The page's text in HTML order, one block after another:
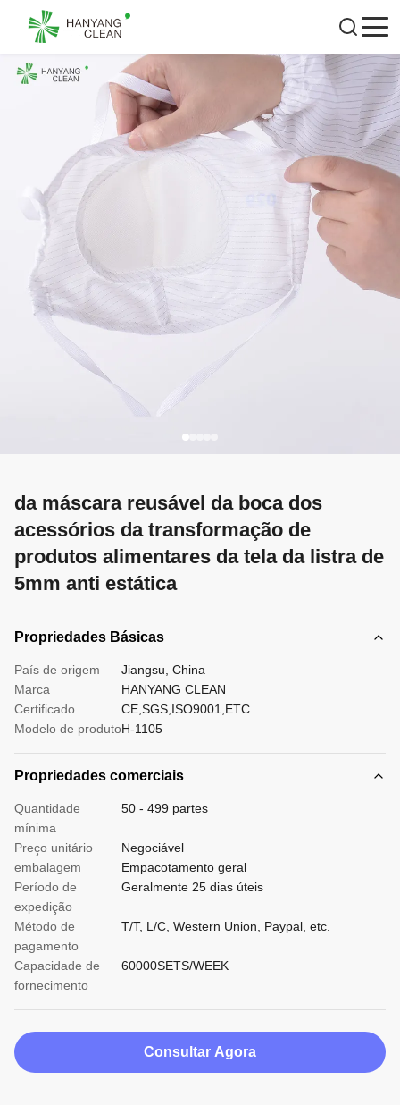
da máscara reusável da boca dos
acessórios da transformação de
produtos alimentares da tela da listra de
5mm anti estática
Propriedades Básicas
País de origem
Jiangsu, China
Marca
HANYANG CLEAN
Certificado
CE,SGS,ISO9001,ETC.
Modelo de produtoH-1105
Propriedades comerciais
Quantidade
mínima
50 - 499 partes
Preço unitário
Negociável
embalagem
Empacotamento geral
Período de
expedição
Geralmente 25 dias úteis
Método de
pagamento
T/T, L/C, Western Union, Paypal, etc.
Capacidade de
fornecimento
60000SETS/WEEK
Consultar Agora